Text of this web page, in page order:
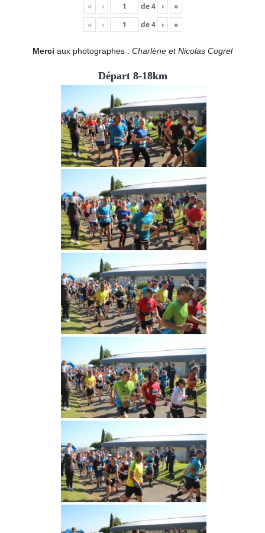
« ‹ de4 ›
»
«
‹ de4 › »
Merci aux photographes : Charlène et Nicolas Cogrel
Départ 8-18km